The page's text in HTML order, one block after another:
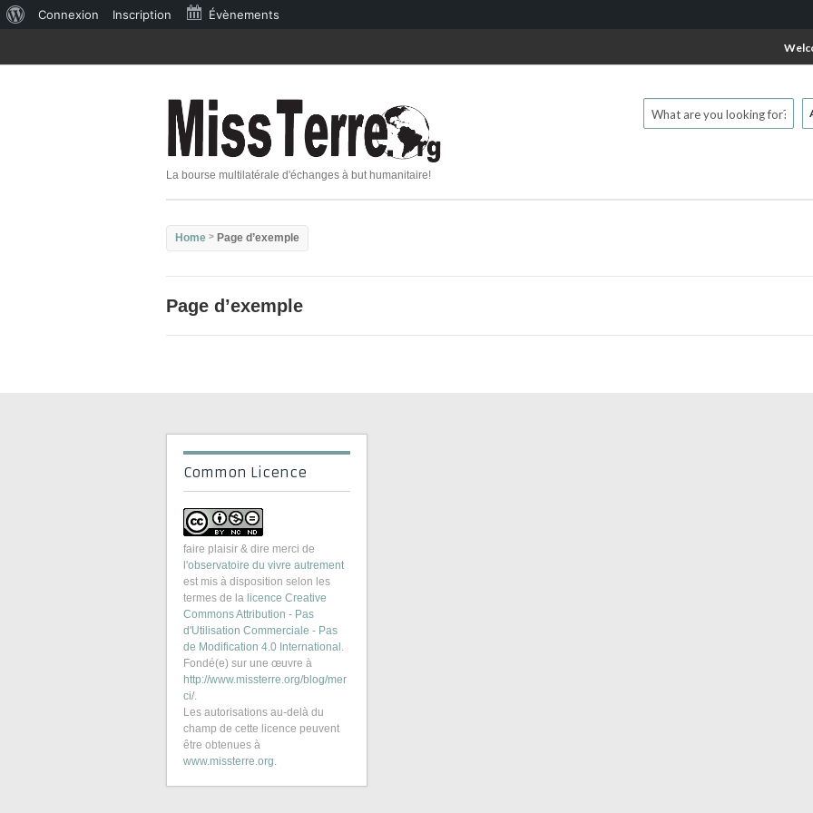
La bourse multilatérale d'échanges à but humanitaire!
Home > Page d’exemple
Page d’exemple
Common Licence
faire plaisir & dire merci de
l'observatoire du vivre autrement
est mis à disposition selon les
termes de la licence Creative
Commons Attribution - Pas
d'Utilisation Commerciale - Pas
de Modification 4.0 International .
Fondé(e) sur une œuvre à
http://www.missterre.org/blog/mer
ci/.
Les autorisations au-delà du
champ de cette licence peuvent
être obtenues à
www.missterre.org.
Connexion Inscription
Évènements